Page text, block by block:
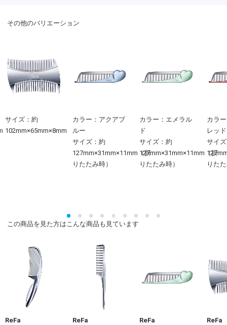
その他のバリエーション
サイズ：約
102mm×65mm×8mm
カラー：アクアブ
ルー
サイズ：約
127mm×31mm×11mm（折
りたたみ時）
カラー：エメラル
ド
サイズ：約
127mm×31mm×11mm（折
りたたみ時）
カラ
レッド
サイ
りた
この商品を見た方はこんな商品も見ています
ReFa
ReFa
ReFa
ReFa